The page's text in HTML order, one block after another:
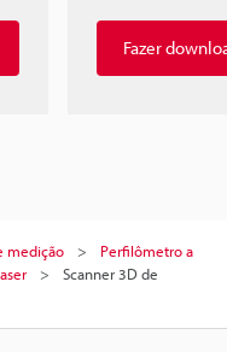
Fazer
medição
Perfilômetro a
Scanner 3D de